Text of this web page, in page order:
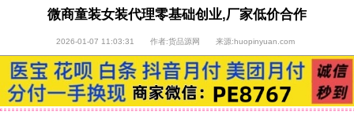
微商童装女装代理零基础创业,厂家低价合作
2026-01-07 11:03:31 作者:货品源网 来源:huopinyuan.com